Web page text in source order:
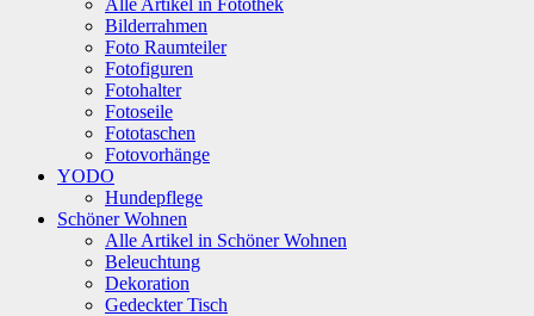
Bilderrahmen
Foto Raumteiler
Fotofiguren
Fotohalter
Fotoseile
Fototaschen
Fotovorhänge
YODO
Hundepflege
Schöner Wohnen
Alle Artikel in Schöner Wohnen
Beleuchtung
Dekoration
Gedeckter Tisch